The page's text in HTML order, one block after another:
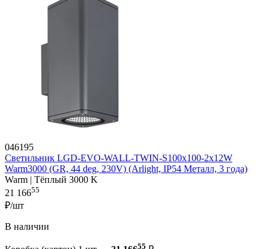
046195
Светильник LGD-EVO-WALL-TWIN-S100x100-2x12W
Warm3000 (GR, 44 deg, 230V) (Arlight, IP54 Металл, 3 года)
Warm | Тёплый 3000 K
21 16655
₽/шт
В наличии
55